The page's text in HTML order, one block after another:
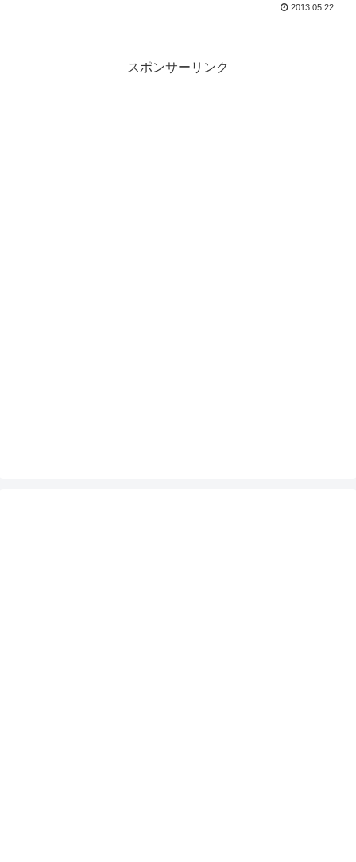
2013.05.22
スポンサーリンク